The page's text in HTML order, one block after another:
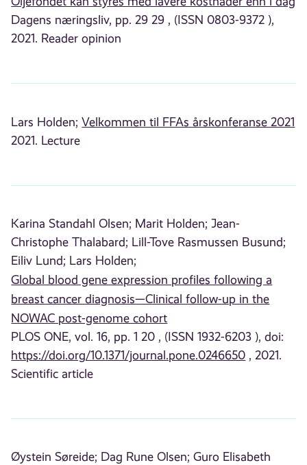
Dagens næringsliv, pp. 29 29 , (ISSN 0803-9372 ),
2021. Reader opinion
Lars Holden; Velkommen til FFAs årskonferanse 2021
2021. Lecture
Karina Standahl Olsen; Marit Holden; Jean-
Christophe Thalabard; Lill-Tove Rasmussen Busund;
Eiliv Lund; Lars Holden;
Global blood gene expression profiles following a
breast cancer diagnosis—Clinical follow-up in the
NOWAC post-genome cohort
PLOS ONE, vol. 16, pp. 1 20 , (ISSN 1932-6203 ), doi:
https://doi.org/10.1371/journal.pone.0246650 , 2021.
Scientific article
Øystein Søreide; Dag Rune Olsen; Guro Elisabeth